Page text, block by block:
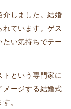
介しました。結婚
れています。ゲス
たい気持ちでテー
トという専門家に
メージする結婚式
。